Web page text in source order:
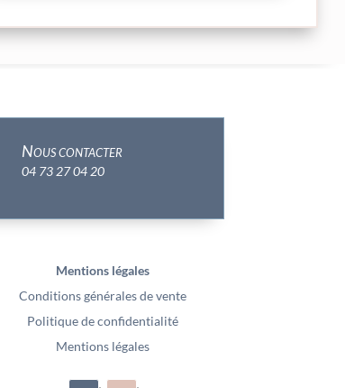
Nous contacter
04 73 27 04 20
Mentions légales
Conditions générales de vente
Politique de confidentialité
Mentions légales